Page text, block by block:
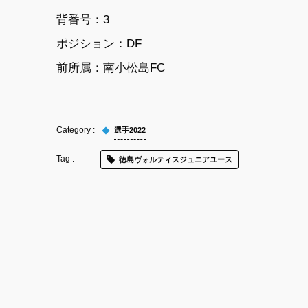
背番号：3
ポジション：DF
前所属：南小松島FC
選手2022
徳島ヴォルティスジュニアユース